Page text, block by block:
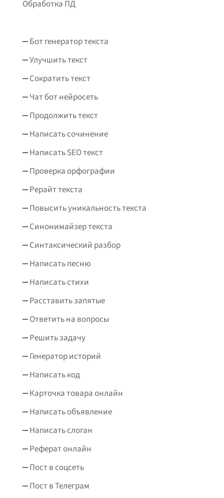
Обработка ПД
Бот генератор текста
Улучшить текст
Сократить текст
Чат бот нейросеть
Продолжить текст
Написать сочинение
Написать SEO текст
Проверка орфографии
Рерайт текста
Повысить уникальность текста
Синонимайзер текста
Синтаксический разбор
Написать песню
Написать стихи
Расставить запятые
Ответить на вопросы
Решить задачу
Генератор историй
Написать код
Карточка товара онлайн
Написать объявление
Написать слоган
Реферат онлайн
Пост в соцсеть
Пост в Телеграм